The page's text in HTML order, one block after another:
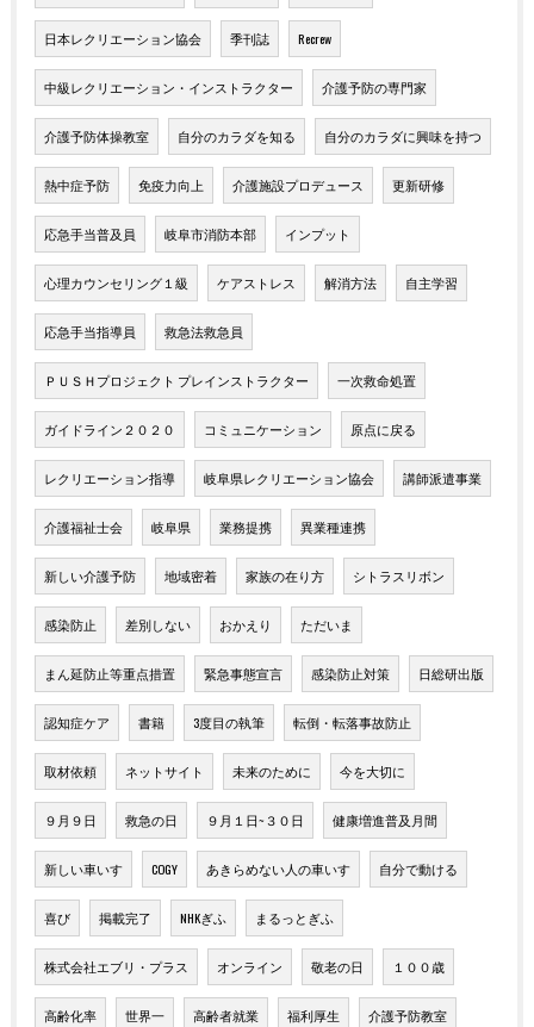
日本レクリエーション協会 季刊誌 Recrew
中級レクリエーション・インストラクター 介護予防の専門家
介護予防体操教室 自分のカラダを知る 自分のカラダに興味を持つ
熱中症予防 免疫力向上 介護施設プロデュース 更新研修
応急手当普及員 岐阜市消防本部 インプット
心理カウンセリング１級 ケアストレス 解消方法 自主学習
応急手当指導員 救急法救急員
ＰＵＳＨプロジェクト プレインストラクター 一次救命処置
ガイドライン２０２０ コミュニケーション 原点に戻る
レクリエーション指導 岐阜県レクリエーション協会 講師派遣事業
介護福祉士会 岐阜県 業務提携 異業種連携
新しい介護予防 地域密着 家族の在り方 シトラスリボン
感染防止 差別しない おかえり ただいま
まん延防止等重点措置 緊急事態宣言 感染防止対策 日総研出版
認知症ケア 書籍 3度目の執筆 転倒・転落事故防止
取材依頼 ネットサイト 未来のために 今を大切に
９月９日 救急の日 ９月１日~３０日 健康増進普及月間
新しい車いす COGY あきらめない人の車いす 自分で動ける
喜び 掲載完了 NHKぎふ まるっとぎふ
株式会社エブリ・プラス オンライン 敬老の日 １００歳
高齢化率 世界一 高齢者就業 福利厚生 介護予防教室